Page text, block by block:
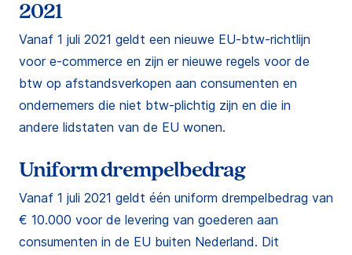
2021
Vanaf 1 juli 2021 geldt een nieuwe EU-btw-richtlijn
voor e-commerce en zijn er nieuwe regels voor de
btw op afstandsverkopen aan consumenten en
ondernemers die niet btw-plichtig zijn en die in
andere lidstaten van de EU wonen.
Uniform drempelbedrag
Vanaf 1 juli 2021 geldt één uniform drempelbedrag van
€ 10.000 voor de levering van goederen aan
consumenten in de EU buiten Nederland. Dit